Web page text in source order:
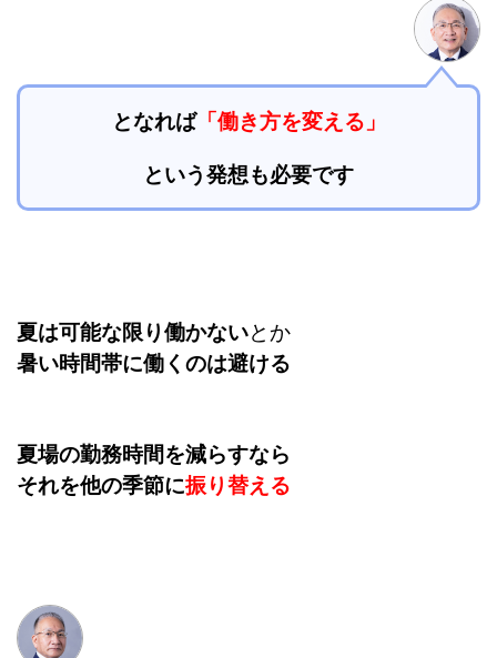
となれば「働き方を変える」
という発想も必要です
夏は可能な限り働かないとか
暑い時間帯に働くのは避ける
夏場の勤務時間を減らすなら
それを他の季節に振り替える